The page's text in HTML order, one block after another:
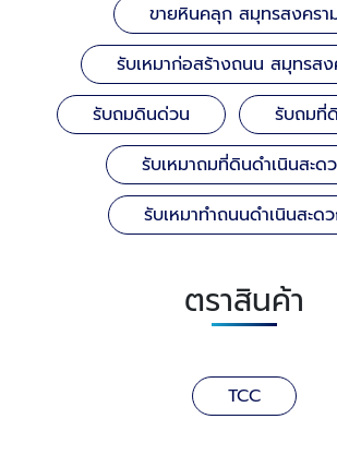
ขายหินคลุก สมุทรสงครา
รับเหมาก่อสร้างถนน สมุทรสง
รับถมดินด่วน
รับถมที่
รับเหมาถมที่ดินดำเนินสะด
รับเหมาทำถนนดำเนินสะด
ตราสินค้า
TCC